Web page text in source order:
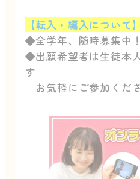
【転入・編入について】
◆全学年、随時募集中！
◆出願希望者は生徒本
す
お気軽にご参加くだ